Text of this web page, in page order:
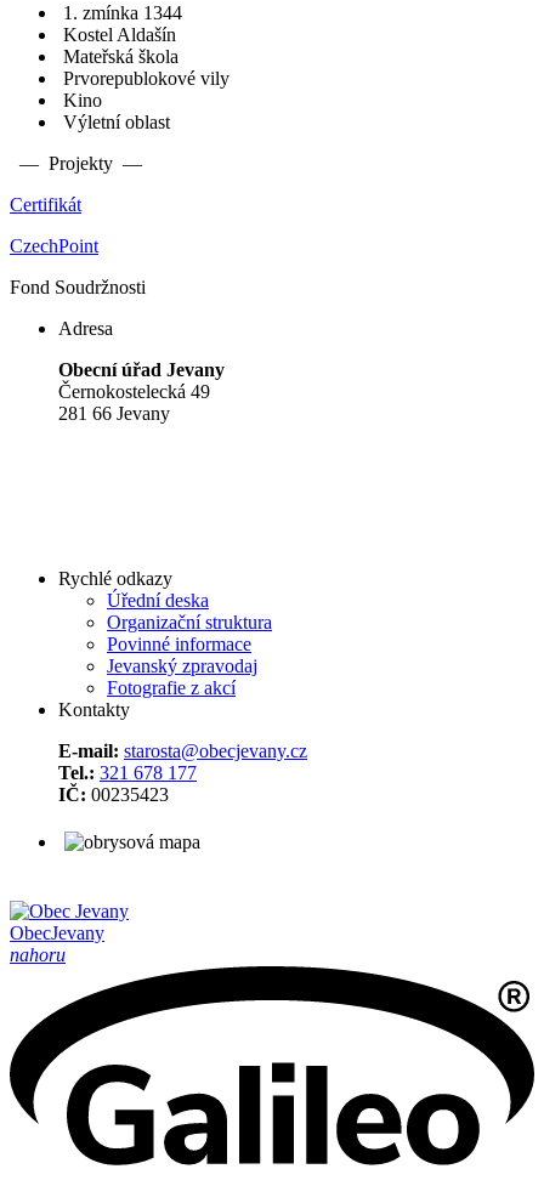
1. zmínka 1344
Kostel Aldašín
Mateřská škola
Prvorepublokové vily
Kino
Výletní oblast
— Projekty —
Certifikát
CzechPoint
Fond Soudržnosti
Adresa
Obecní úřad Jevany
Černokostelecká 49
281 66 Jevany
Rychlé odkazy
Úřední deska
Organizační struktura
Povinné informace
Jevanský zpravodaj
Fotografie z akcí
Kontakty
E-mail: starosta@obecjevany.cz
Tel.: 321 678 177
IČ: 00235423
ObecJevany
nahoru